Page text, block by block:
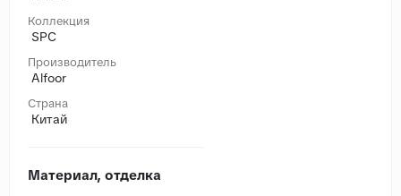
Коллекция
SPC
Производитель
Alfoor
Страна
Китай
Материал, отделка